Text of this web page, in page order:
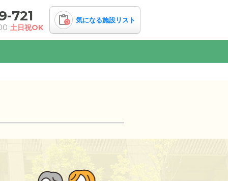
721
土日祝OK
0 気になる施設リスト